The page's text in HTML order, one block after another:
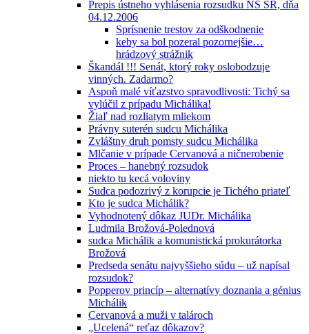
Prepis ústneho vyhlásenia rozsudku NS SR, dňa
04.12.2006
Sprísnenie trestov za odškodnenie
keby sa bol pozeral pozornejšie…
hrádzový strážnik
Škandál !!! Senát, ktorý roky oslobodzuje
vinných. Zadarmo?
Aspoň malé víťazstvo spravodlivosti: Tichý sa
vylúčil z prípadu Michálika!
Žiaľ nad rozliatym mliekom
Právny suterén sudcu Michálika
Zvláštny druh pomsty sudcu Michálika
Mlčanie v prípade Cervanová a ničnerobenie
Proces – hanebný rozsudok
niekto tu kecá voloviny
Sudca podozrivý z korupcie je Tichého priateľ
Kto je sudca Michálik?
Vyhodnotený dôkaz JUDr. Michálika
Ludmila Brožová-Polednová
sudca Michálik a komunistická prokurátorka
Brožová
Predseda senátu najvyššieho súdu – už napísal
rozsudok?
Popperov princíp – alternatívy doznania a génius
Michálik
Cervanová a muži v talároch
„Ucelená“ reťaz dôkazov?